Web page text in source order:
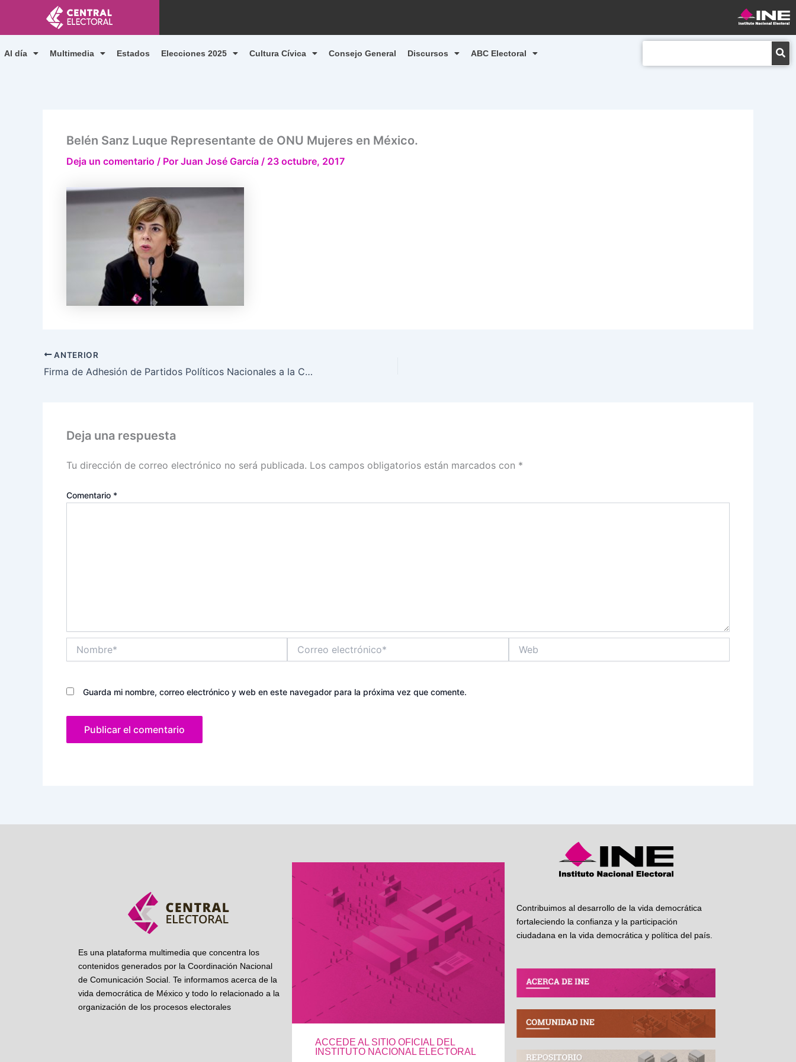
contenido
Al día Multimedia Estados Elecciones 2025 Cultura Cívica Consejo General Discursos ABC Electoral
Belén Sanz Luque Representante de ONU Mujeres en México.
Deja un comentario / Por Juan José García / 23 octubre, 2017
ANTERIOR
Firma de Adhesión de Partidos Políticos Nacionales a la Campaña HeForShe
Deja una respuesta
Tu dirección de correo electrónico no será publicada. Los campos obligatorios están marcados con *
Comentario *
electrónico*
Guarda mi nombre, correo electrónico y web en este navegador para la próxima vez que comente.
Es una plataforma multimedia que concentra los
contenidos generados por la Coordinación Nacional
de Comunicación Social. Te informamos acerca de la
vida democrática de México y todo lo relacionado a la
organización de los procesos electorales
ACCEDE AL SITIO OFICIAL DEL
INSTITUTO NACIONAL ELECTORAL
Contribuimos al desarrollo de la vida democrática
fortaleciendo la confianza y la participación
ciudadana en la vida democrática y política del país.